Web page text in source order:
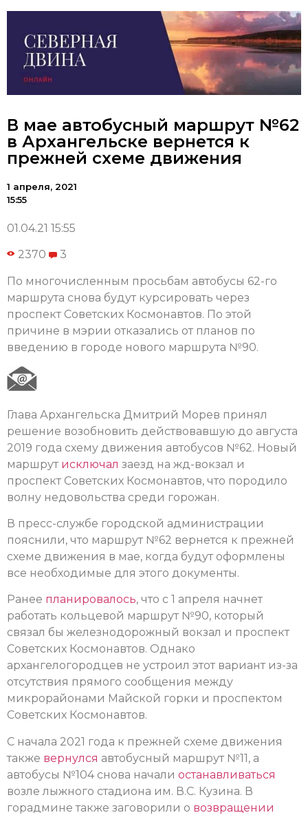
В мае автобусный маршрут №62
в Архангельске вернется к
прежней схеме движения
1 апреля, 2021
15:55
01.04.21 15:55
2370 3
По многочисленным просьбам автобусы 62-го
маршрута снова будут курсировать через
проспект Советских Космонавтов. По этой
причине в мэрии отказались от планов по
введению в городе нового маршрута №90.
Глава Архангельска Дмитрий Морев принял
решение возобновить действовавшую до августа
2019 года схему движения автобусов №62. Новый
маршрут исключал заезд на жд-вокзал и
проспект Советских Космонавтов, что породило
волну недовольства среди горожан.
В пресс-службе городской администрации
пояснили, что маршрут №62 вернется к прежней
схеме движения в мае, когда будут оформлены
все необходимые для этого документы.
Ранее планировалось, что с 1 апреля начнет
работать кольцевой маршрут №90, который
связал бы железнодорожный вокзал и проспект
Советских Космонавтов. Однако
архангелогородцев не устроил этот вариант из-за
отсутствия прямого сообщения между
микрорайонами Майской горки и проспектом
Советских Космонавтов.
С начала 2021 года к прежней схеме движения
также вернулся автобусный маршрут №11, а
автобусы №104 снова начали останавливаться
возле лыжного стадиона им. В.С. Кузина. В
горадмине также заговорили о возвращении